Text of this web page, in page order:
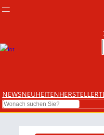
NEWSNEUHEITENHERSTELLER
Search